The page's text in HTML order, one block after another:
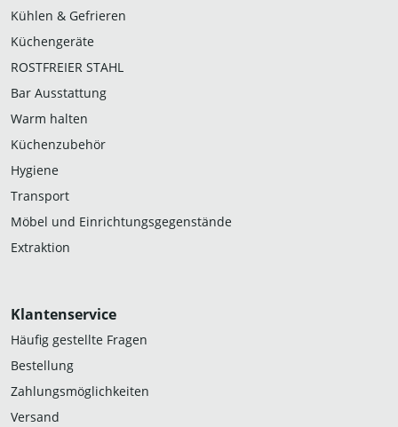
Kühlen & Gefrieren
Küchengeräte
ROSTFREIER STAHL
Bar Ausstattung
Warm halten
Küchenzubehör
Hygiene
Transport
Möbel und Einrichtungsgegenstände
Extraktion
Klantenservice
Häufig gestellte Fragen
Bestellung
Zahlungsmöglichkeiten
Versand